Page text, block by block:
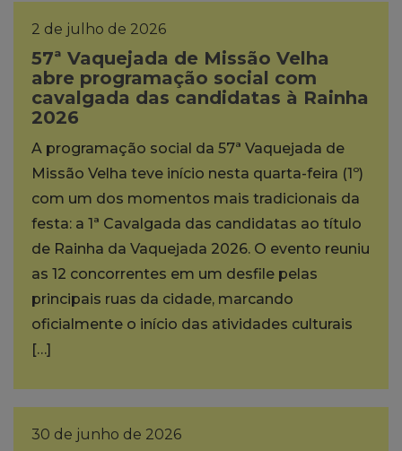
2 de julho de 2026
57ª Vaquejada de Missão Velha
abre programação social com
cavalgada das candidatas à Rainha
2026
A programação social da 57ª Vaquejada de
Missão Velha teve início nesta quarta-feira (1º)
com um dos momentos mais tradicionais da
festa: a 1ª Cavalgada das candidatas ao título
de Rainha da Vaquejada 2026. O evento reuniu
as 12 concorrentes em um desfile pelas
principais ruas da cidade, marcando
oficialmente o início das atividades culturais
[…]
30 de junho de 2026